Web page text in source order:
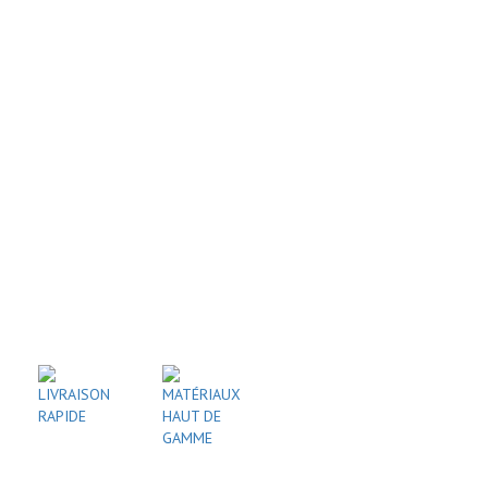
LIVRAISON
RAPIDE
MATÉRIAUX
HAUT DE
GAMME